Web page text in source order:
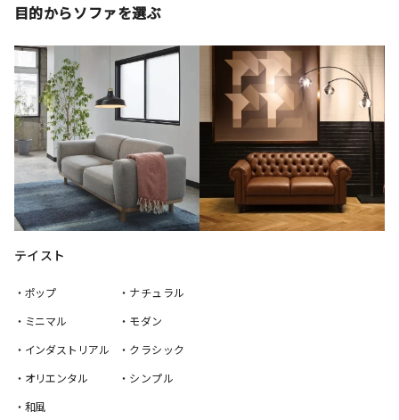
目的からソファを選ぶ
テイスト
・ポップ
・ミニマル
・インダストリアル
・オリエンタル
・和風
・ナチュラル
・モダン
・クラシック
・シンプル